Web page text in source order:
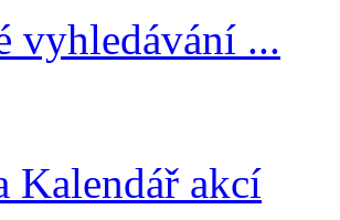
vyhledávání ...
Kalendář akcí